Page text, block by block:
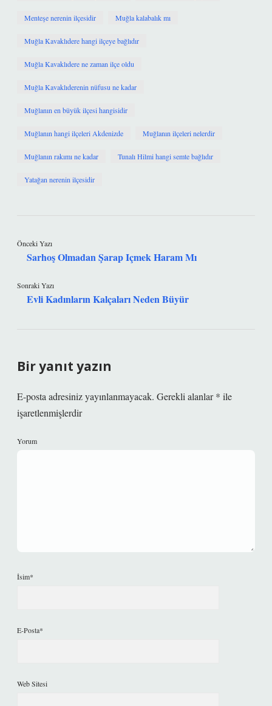
Menteşe nerenin ilçesidir Muğla kalabalık mı
Muğla Kavaklıdere hangi ilçeye bağlıdır
Muğla Kavaklıdere ne zaman ilçe oldu
Muğla Kavaklıderenin nüfusu ne kadar
Muğlanın en büyük ilçesi hangisidir
Muğlanın hangi ilçeleri Akdenizde Muğlanın ilçeleri nelerdir
Muğlanın rakımı ne kadar Tunalı Hilmi hangi semte bağlıdır
Yatağan nerenin ilçesidir
Önceki Yazı
Sarhoş Olmadan Şarap Içmek Haram Mı
Sonraki Yazı
Evli Kadınların Kalçaları Neden Büyür
Bir yanıt yazın
E-posta adresiniz yayınlanmayacak. Gerekli alanlar* ile
işaretlenmişlerdir
Yorum
İsim*
E-Posta*
Web Sitesi